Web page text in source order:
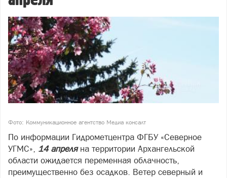
Фото: Коммуникационное агентство Медиа консалт
По информации Гидрометцентра ФГБУ «Северное
УГМС», 14 апреля на территории Архангельской
области ожидается переменная облачность,
преимущественно без осадков. Ветер северный и